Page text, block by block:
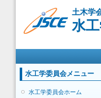
土木学
水
水工学委員会メニュー
水工学委員会ホーム